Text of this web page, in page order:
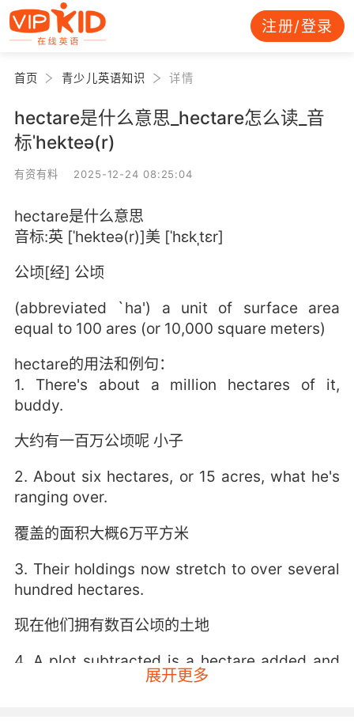
注册/登录
首页 青少儿英语知识 详情
hectare是什么意思_hectare怎么读_音
标ˈhekteə(r)
有资有料 2025-12-24 08:25:04
hectare是什么意思
音标:英 [ˈhekteə(r)]美 [ˈhɛkˌtɛr]
公顷[经] 公顷
(abbreviated `ha') a unit of surface area
equal to 100 ares (or 10,000 square meters)
hectare的用法和例句：
1. There's about a million hectares of it,
buddy.
大约有一百万公顷呢 小子
2. About six hectares, or 15 acres, what he's
ranging over.
覆盖的面积大概6万平方米
3. Their holdings now stretch to over several
hundred hectares.
现在他们拥有数百公顷的土地
4. A plot subtracted is a hectare added and
so on and so forth and et cetera.
展开更多